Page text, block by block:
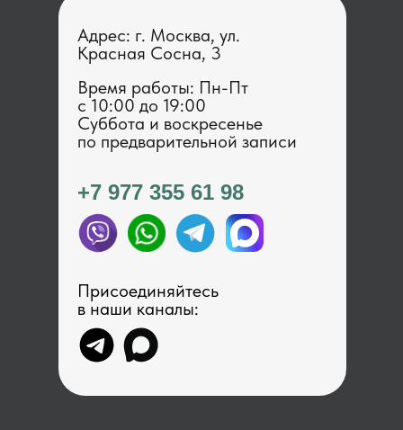
Адрес: г. Москва, ул.
Красная Сосна, 3
+7 977 355 61 98
Время работы: Пн-Пт
с 1 0:00 до 19:00
Суббота и воскресенье
по предварительной записи
Присоединяйтесь
в наши каналы: